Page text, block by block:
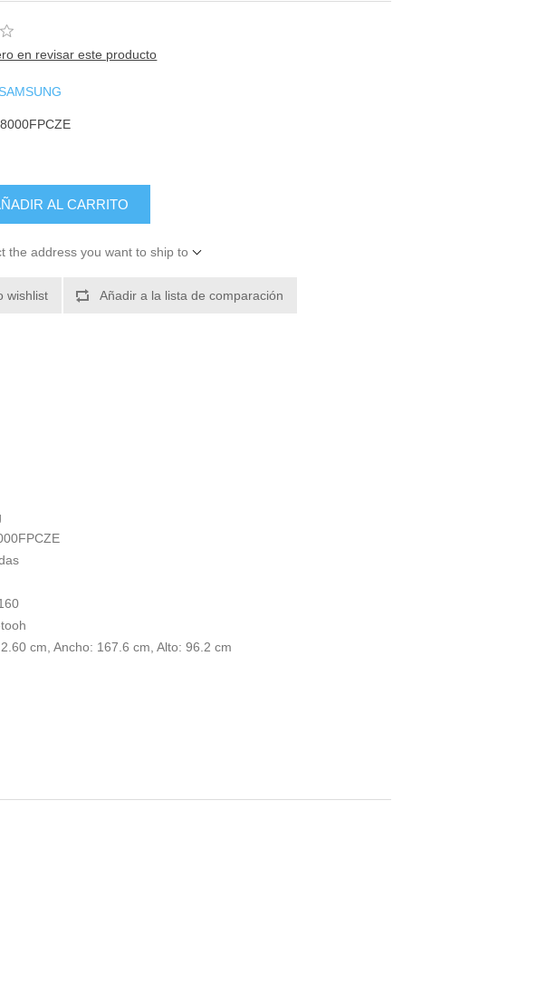
en revisar este producto
SAMSUNG
AL CARRITO
the address you want to ship to
wishlist Añadir a la lista de comparación
cm, Ancho: 167.6 cm, Alto: 96.2 cm